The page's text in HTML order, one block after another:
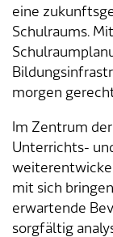
eine
Schulraums.
morgen
Im Zentrum
Unterrichts-
mit sich
erwartende
sorgfältig
Gastronomie
Vermietung
Soziales
Steuern
Bauen &
ÖREB-
Umwelt
Bau- und
Betriebs-
Werkhof
Kontakt &